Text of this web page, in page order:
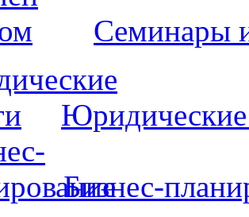
Семинары
Юридические
Бизнес-